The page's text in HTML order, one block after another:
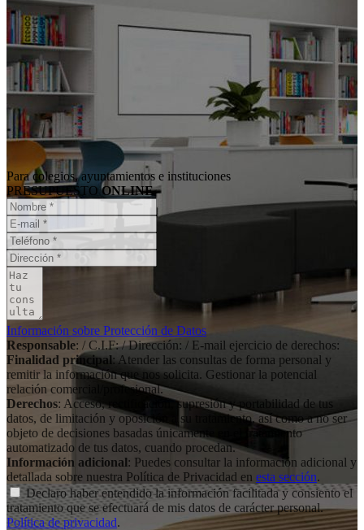
Para colegios, ayuntamientos e instituciones
PRESUPUESTOONLINE
Información sobre Protección de Datos
Responsable: / C.I.F: / Dirección: / E-mail ejercicio de derechos:
Finalidad principal: Atender las consultas de forma personal y
remitir la información que nos solicita. Gestionar la potencial
relación comercial/profesional.
Derechos: Acceso, rectificación, supresión y portabilidad de tus
datos, de limitación y oposición a su tratamiento, así como a no ser
objeto de decisiones basadas únicamente en el tratamiento
automatizado de tus datos, cuando procedan.
Información adicional: Puedes consultar la información adicional y
detallada sobre nuestra Política de Privacidad en esta sección.
Declaro haber entendido la información facilitada y consiento el
tratamiento que se efectuará de mis datos de carácter personal.
Política de privacidad.